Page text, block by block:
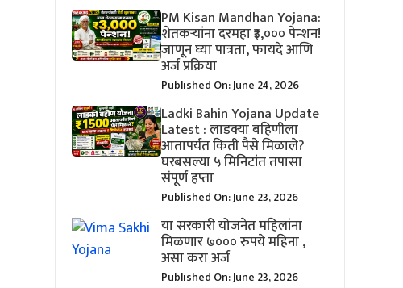
PM Kisan Mandhan Yojana:
शेतकऱ्यांना दरमहा ₹३,००० पेन्शन!
जाणून घ्या पात्रता, फायदे आणि
अर्ज प्रक्रिया
Published On: June 24, 2026
Ladki Bahin Yojana Update
Latest : लाडक्या बहिणीला
आतापर्यंत किती पैसे मिळाले?
घरबसल्या ५ मिनिटांत तपासा
संपूर्ण हप्ता
Published On: June 23, 2026
या सरकारी योजनेत महिलांना
मिळणार ७००० रुपये महिना ,
असा करा अर्ज
Published On: June 23, 2026